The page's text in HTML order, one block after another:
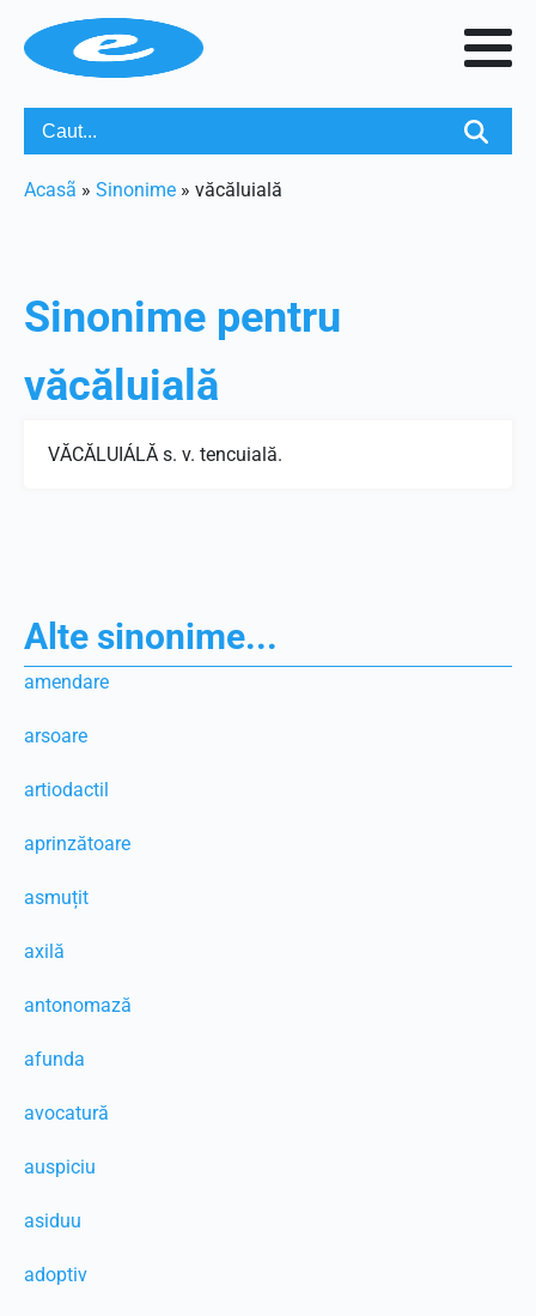
Acasã » Sinonime » văcăluială
Sinonime pentru
văcăluială
VĂCĂLUIÁLĂ s. v. tencuială.
Alte sinonime...
amendare
arsoare
artiodactil
aprinzătoare
asmuțit
axilă
antonomază
afunda
avocatură
auspiciu
asiduu
adoptiv